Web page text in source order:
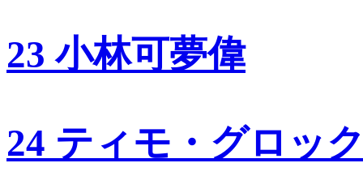
23 小林可夢偉
24 ティモ・グロッ